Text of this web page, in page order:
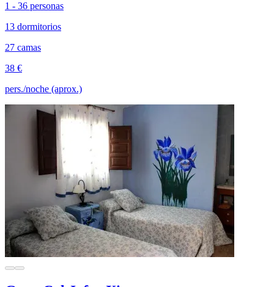
1 - 36 personas
13 dormitorios
27 camas
38 €
pers./noche (aprox.)